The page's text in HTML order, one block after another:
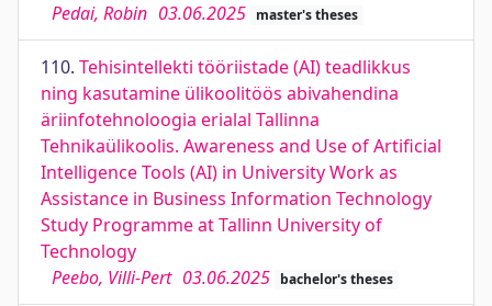
Pedai, Robin 03.06.2025 master's theses
110. Tehisintellekti tööriistade (AI) teadlikkus
ning kasutamine ülikoolitöös abivahendina
äriinfotehnoloogia erialal Tallinna
Tehnikaülikoolis. Awareness and Use of Artificial
Intelligence Tools (AI) in University Work as
Assistance in Business Information Technology
Study Programme at Tallinn University of
Technology
Peebo, Villi-Pert 03.06.2025 bachelor's theses